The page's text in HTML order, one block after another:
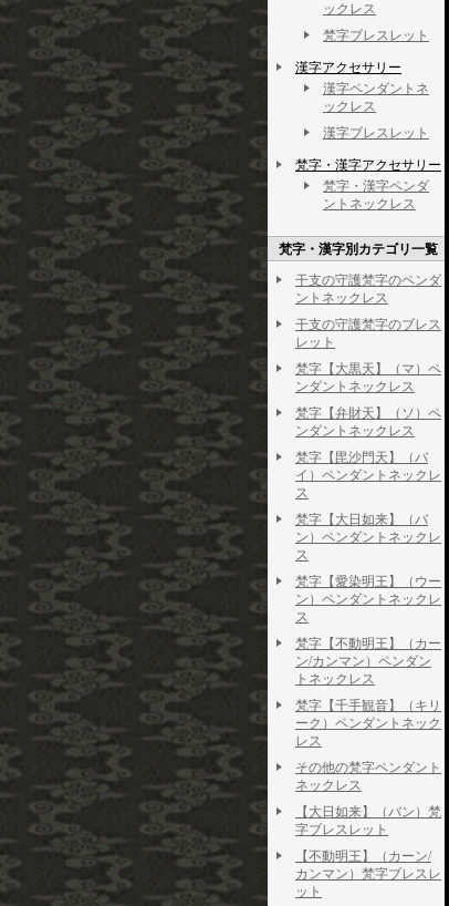
ックレス
梵字ブレスレット
漢字アクセサリー
漢字ペンダントネ
ックレス
漢字ブレスレット
梵字・漢字アクセサリー
梵字・漢字ペンダ
ントネックレス
梵字・漢字別カテゴリ一覧
干支の守護梵字のペンダ
ントネックレス
干支の守護梵字のブレス
レット
梵字【大黒天】（マ）ペ
ンダントネックレス
梵字【弁財天】（ソ）ペ
ンダントネックレス
梵字【毘沙門天】（バ
イ）ペンダントネックレ
ス
梵字【大日如来】（バ
ン）ペンダントネックレ
ス
梵字【愛染明王】（ウー
ン）ペンダントネックレ
ス
梵字【不動明王】（カー
ン/カンマン）ペンダン
トネックレス
梵字【千手観音】（キリ
ーク）ペンダントネック
レス
その他の梵字ペンダント
ネックレス
【大日如来】（バン）梵
字ブレスレット
【不動明王】（カーン/
カンマン）梵字ブレスレ
ット